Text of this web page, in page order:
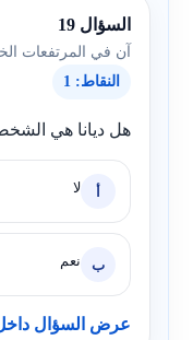
السؤال 19
آن في المرتفعات
النقاط: 1
هل ديانا هي
أ لا
ب نعم
عرض السؤال داخل